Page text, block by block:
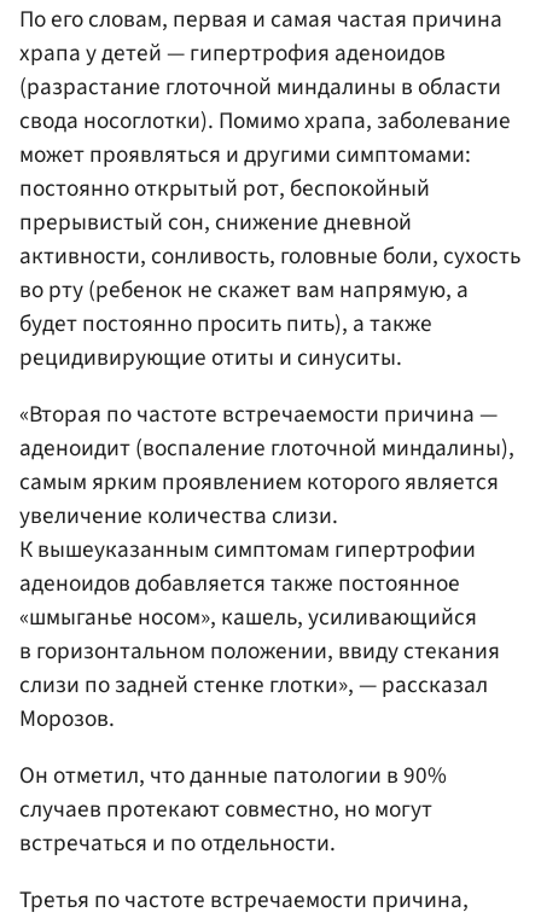
По его словам, первая и самая частая причина
храпа у детей — гипертрофия аденоидов
(разрастание глоточной миндалины в области
свода носоглотки). Помимо храпа, заболевание
может проявляться и другими симптомами:
постоянно открытый рот, беспокойный
прерывистый сон, снижение дневной
активности, сонливость, головные боли, сухость
во рту (ребенок не скажет вам напрямую, а
будет постоянно просить пить), а также
рецидивирующие отиты и синуситы.
«Вторая по частоте встречаемости причина —
аденоидит (воспаление глоточной миндалины),
самым ярким проявлением которого является
увеличение количества слизи.
К вышеуказанным симптомам гипертрофии
аденоидов добавляется также постоянное
«шмыганье носом», кашель, усиливающийся
в горизонтальном положении, ввиду стекания
слизи по задней стенке глотки», — рассказал
Морозов.
Он отметил, что данные патологии в 90%
случаев протекают совместно, но могут
встречаться и по отдельности.
Третья по частоте встречаемости причина,